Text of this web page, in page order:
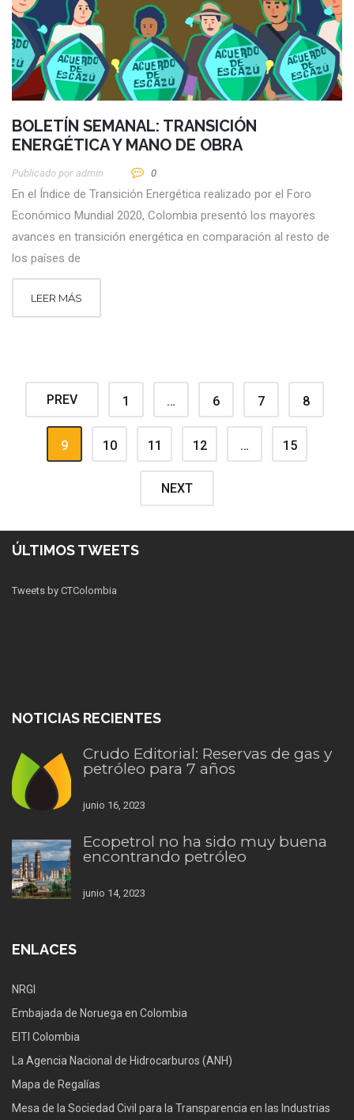
BOLETÍN SEMANAL: TRANSICIÓN
ENERGÉTICA Y MANO DE OBRA
Publicado por Admin 0
En el Índice de Transición Energética realizado por el Foro
Económico Mundial 2020, Colombia presentó los mayores
avances en transición energética en comparación al resto de
los países de
LEER MÁS
PREV 1 … 6 7 8
9 10 11 12 … 15
NEXT
ÚLTIMOS TWEETS
Tweets by CTColombia
NOTICIAS RECIENTES
Crudo Editorial: Reservas de gas y
petróleo para 7 años
junio 16, 2023
Ecopetrol no ha sido muy buena
encontrando petróleo
junio 14, 2023
ENLACES
NRGI
Embajada de Noruega en Colombia
EITI Colombia
La Agencia Nacional de Hidrocarburos (ANH)
Mapa de Regalías
Mesa de la Sociedad Civil para la Transparencia en las Industrias